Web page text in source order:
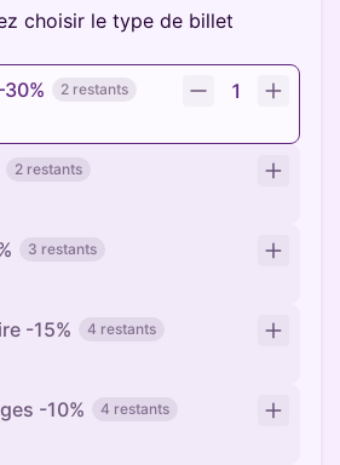
choisir le type de billet
2 restants 1
2 restants
3 restants
-15% 4 restants
-10% 4 restants